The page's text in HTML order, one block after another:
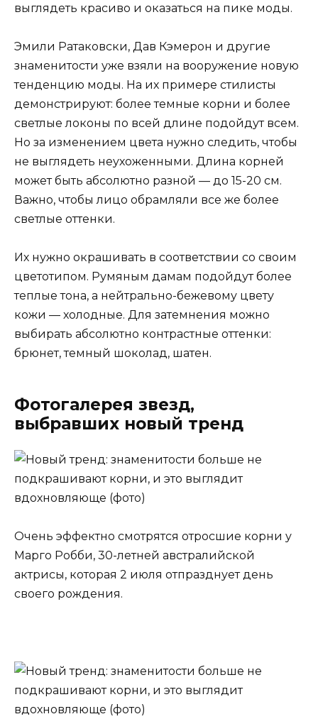
выглядеть красиво и оказаться на пике моды.
Эмили Ратаковски, Дав Кэмерон и другие
знаменитости уже взяли на вооружение новую
тенденцию моды. На их примере стилисты
демонстрируют: более темные корни и более
светлые локоны по всей длине подойдут всем.
Но за изменением цвета нужно следить, чтобы
не выглядеть неухоженными. Длина корней
может быть абсолютно разной — до 15-20 см.
Важно, чтобы лицо обрамляли все же более
светлые оттенки.
Их нужно окрашивать в соответствии со своим
цветотипом. Румяным дамам подойдут более
теплые тона, а нейтрально-бежевому цвету
кожи — холодные. Для затемнения можно
выбирать абсолютно контрастные оттенки:
брюнет, темный шоколад, шатен.
Фотогалерея звезд,
выбравших новый тренд
Очень эффектно смотрятся отросшие корни у
Марго Робби, 30-летней австралийской
актрисы, которая 2 июля отпразднует день
своего рождения.